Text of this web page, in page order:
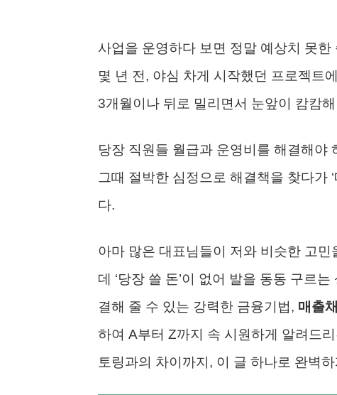
사업을 운영하다 보면 정말 예상치 못
몇 년 전, 야심 차게 시작했던 프로젝트
3개월이나 뒤로 밀리면서 눈앞이 캄캄
당장 직원들 월급과 운영비를 해결해야
그때 절박한 심정으로 해결책을 찾다가
다.
아마 많은 대표님들이 저와 비슷한 고민
데 ‘당장 쓸 돈’이 없어 발을 동동 구르
결해 줄 수 있는 강력한 금융기법, 매출
하여 A부터 Z까지 속 시원하게 알려드
토링과의 차이까지, 이 글 하나로 완벽